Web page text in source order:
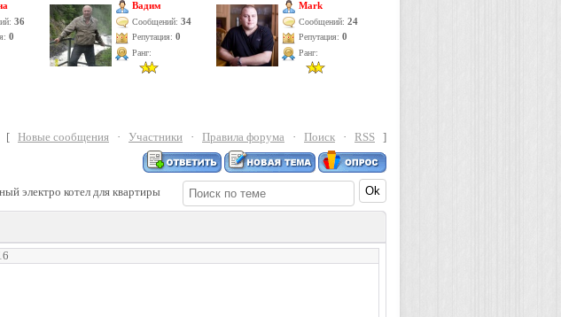
36
0
Вадим
Сообщений: 34
Репутация: 0
Ранг:
Mark
Сообщений: 24
Репутация: 0
Ранг:
[ Новые сообщения · Участники · Правила форума · Поиск · RSS ]
электро котел для квартиры